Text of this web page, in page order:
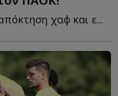
χαφ και ε...